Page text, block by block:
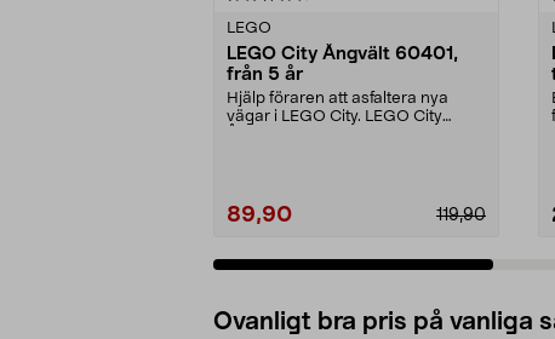
LEGO
LEGO City Ångvält 60401,
från 5 år
Hjälp föraren att asfaltera nya
vägar i LEGO City. LEGO City
119,90
89,90
Ovanligt bra pris på vanliga